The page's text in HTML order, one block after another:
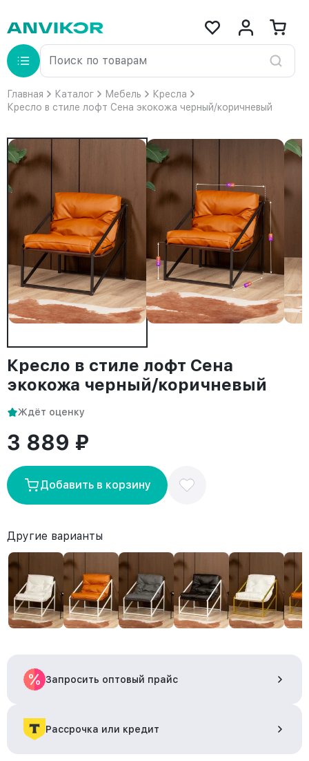
Главная Каталог Мебель
Кресла
Кресло в стиле лофт Сена экокожа черный/коричневый
Кресло в стиле лофт Сена
экокожа черный/коричневый
Ждёт оценку
3 889 ₽
Добавить в корзину
Другие варианты
Запросить оптовый прайс
Рассрочка или кредит